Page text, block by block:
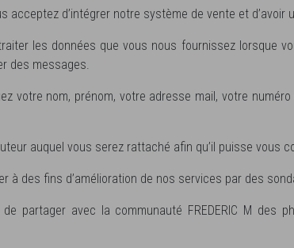
acceptez d’intégrer notre système de vente et
les données que vous nous fournissez lorsque
des messages.
votre nom, prénom, votre adresse mail, votre
auquel vous serez rattaché afin qu’il puisse vous
à des fins d’amélioration de nos services par des
partager avec la communauté FREDERIC M